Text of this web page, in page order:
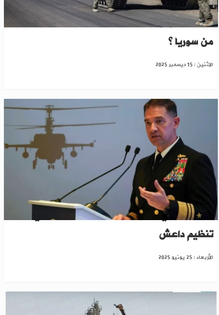
بعد هجوم تدمر... هل تنسحب القوات الأمريكية
من سوريا ؟
الاثنين : 15 ديسمبر 2025
جنرال أمريكي: الحكومة السورية شريك أساسي ضد
تنظيم داعش
الأربعاء : 25 يونيو 2025